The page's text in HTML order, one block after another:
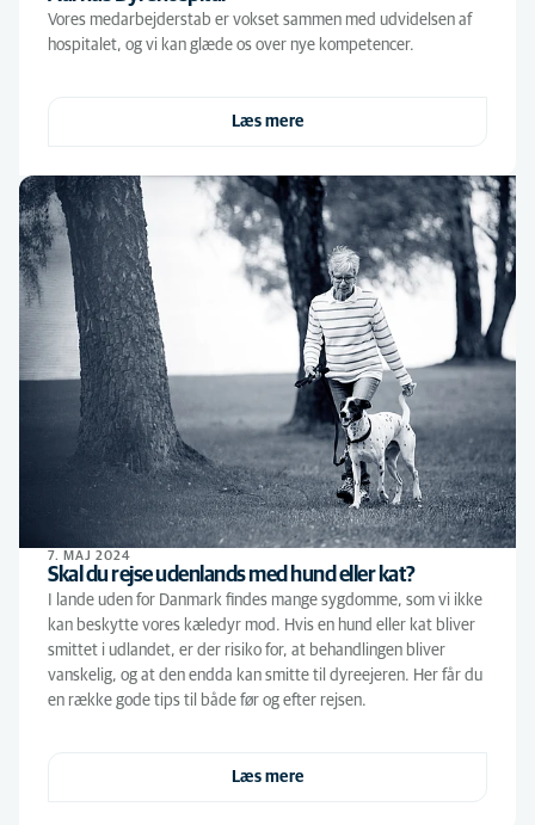
Vores medarbejderstab er vokset sammen med udvidelsen af
hospitalet, og vi kan glæde os over nye kompetencer.
Læs mere
7. MAJ 2024
Skal du rejse udenlands med hund eller kat?
I lande uden for Danmark findes mange sygdomme, som vi ikke
kan beskytte vores kæledyr mod. Hvis en hund eller kat bliver
smittet i udlandet, er der risiko for, at behandlingen bliver
vanskelig, og at den endda kan smitte til dyreejeren. Her får du
en række gode tips til både før og efter rejsen.
Læs mere